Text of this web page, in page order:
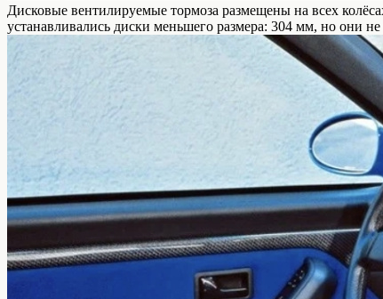
Дисковые вентилируемые тормоза размещены на всех
устанавливались диски меньшего размера: 304 мм, но они